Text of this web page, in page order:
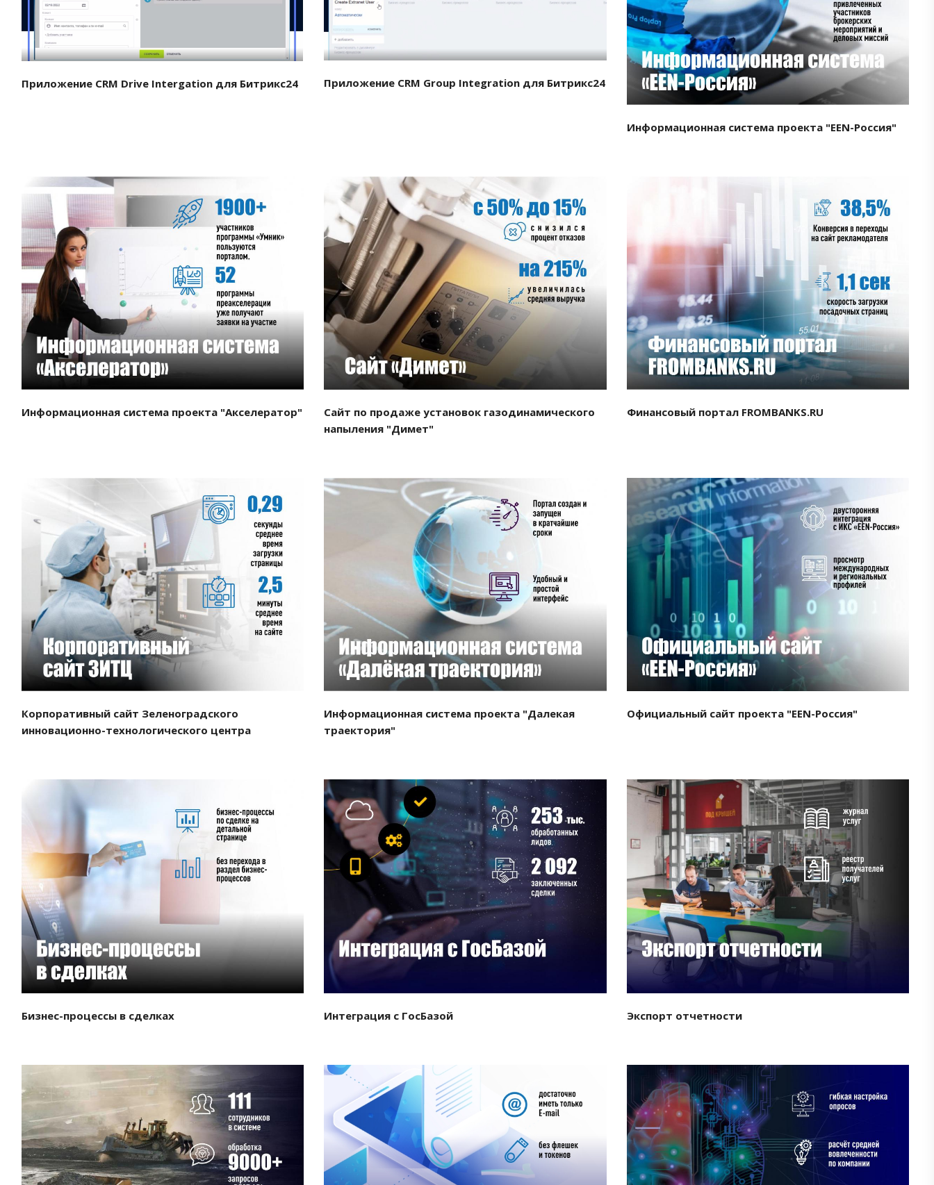
Приложение CRM Drive Intergation для Битрикс24 Приложение CRM Group Integration для Битрикс24
Смотреть проект
Информационная система проекта "EEN-Россия"
Смотреть проект
Информационная система проекта "Акселератор"
Смотреть проект
Сайт по продаже установок газодинамического
напыления "Димет"
Смотреть проект
Финансовый портал FROMBANKS.RU
Смотреть проект
Корпоративный сайт Зеленоградского
инновационно-технологического центра
Смотреть проект
Информационная система проекта "Далекая
траектория"
Смотреть проект
Официальный сайт проекта "EEN-Россия"
Бизнес-процессы в сделках
Смотреть проект
Интеграция с ГосБазой
Смотреть проект
Экспорт отчетности
Смотреть проект Смотреть проект Смотреть проект